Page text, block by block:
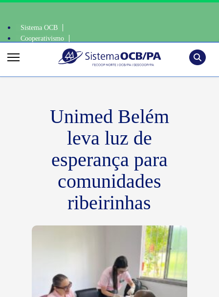
Sistema OCB
Cooperativismo
Unimed Belém
leva luz de
esperança para
comunidades
ribeirinhas